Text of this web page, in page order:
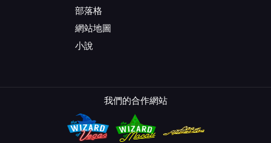
部落格
網站地圖
小說
我們的合作網站